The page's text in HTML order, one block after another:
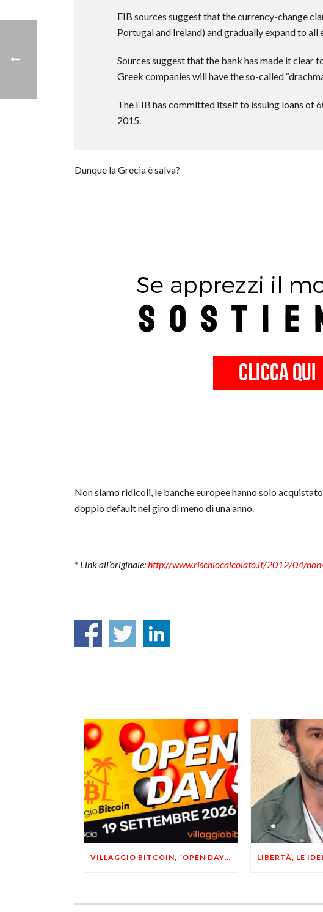
EIB sources suggest that the currency-change
Portugal and Ireland) and gradually expand to all
Sources suggest that the bank has made it
Greek companies will have the so-called
The EIB has committed itself to issuing loans of
2015.
Dunque la Grecia è salva?
Non siamo ridicoli, le banche europee hanno solo
doppio default nel giro di meno di una anno.
* Link all’originale:http://www.rischiocalcolato.it/2012/04/
VILLAGGIO BITCOIN, “OPEN DAY 5”: LEONARDO FACCO OSPITE A BRESCIA